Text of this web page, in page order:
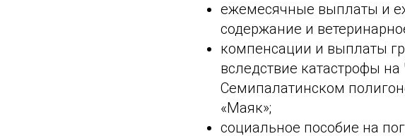
ежемесячные выплаты и
содержание и
компенсации и выплаты
вследствие катастрофы
Семипалатинском
«Маяк»;
социальное пособие на